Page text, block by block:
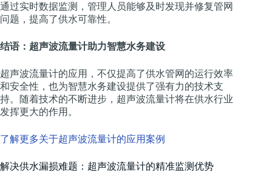
通过实时数据监测，管理人员能够及时发现并修复管网
问题，提高了供水可靠性。
结语：超声波流量计助力智慧水务建设
超声波流量计的应用，不仅提高了供水管网的运行效率
和安全性，也为智慧水务建设提供了强有力的技术支
持。随着技术的不断进步，超声波流量计将在供水行业
发挥更大的作用。
了解更多关于超声波流量计的应用案例
解决供水漏损难题：超声波流量计的精准监测优势